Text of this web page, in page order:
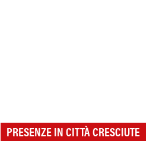
PRESENZE IN CITTÀ CRESCIUTE